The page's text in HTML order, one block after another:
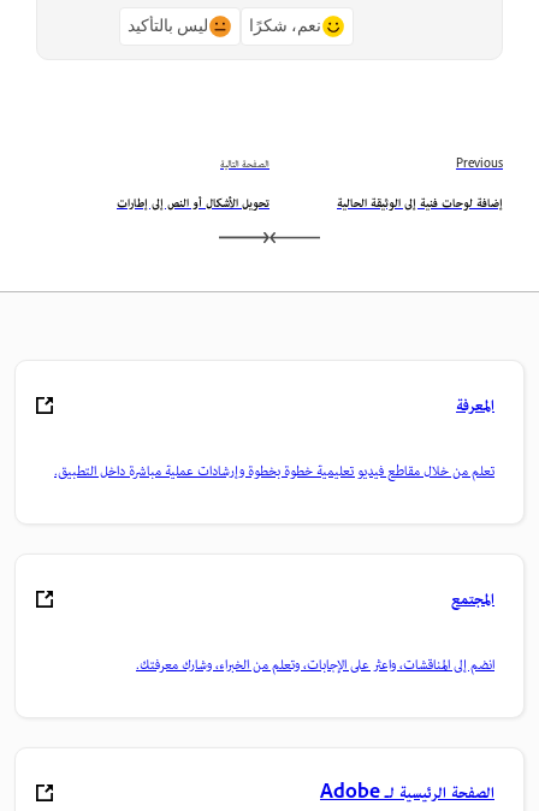
نعم، شكرًا ليس بالتأكيد
Previous
إضافة لوحات فنية إلى الوثيقة الحالية
الصفحة التالية
تحويل الأشكال أو النص إلى إطارات
المعرفة
تعلم من خلال مقاطع فيديو تعليمية خطوة بخطوة وإرشادات عملية مباشرة داخل التطبيق.
المجتمع
انضم إلى المناقشات، واعثر على الإجابات، وتعلم من الخبراء، وشارك معرفتك.
الصفحة الرئيسية لـ Adobe